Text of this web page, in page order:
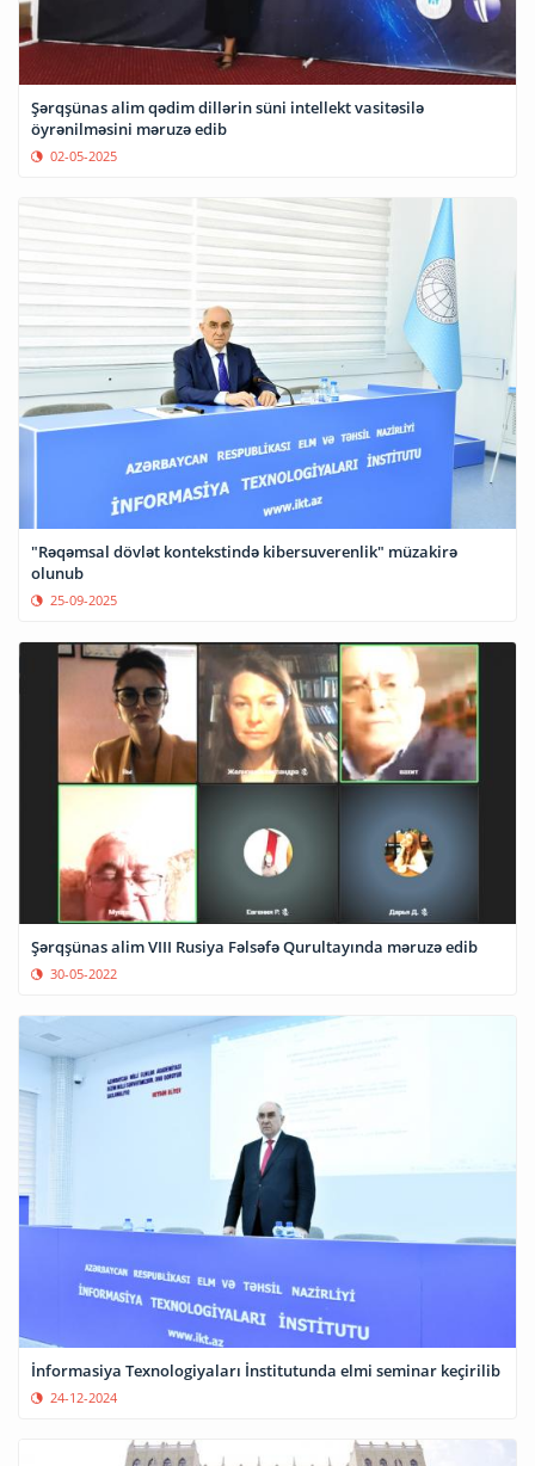
Şərqşünas alim qədim dillərin süni intellekt vasitəsilə
öyrənilməsini məruzə edib
02-05-2025
"Rəqəmsal dövlət kontekstində kibersuverenlik" müzakirə
olunub
25-09-2025
Şərqşünas alim VIII Rusiya Fəlsəfə Qurultayında məruzə edib
30-05-2022
İnformasiya Texnologiyaları İnstitutunda elmi seminar keçirilib
24-12-2024